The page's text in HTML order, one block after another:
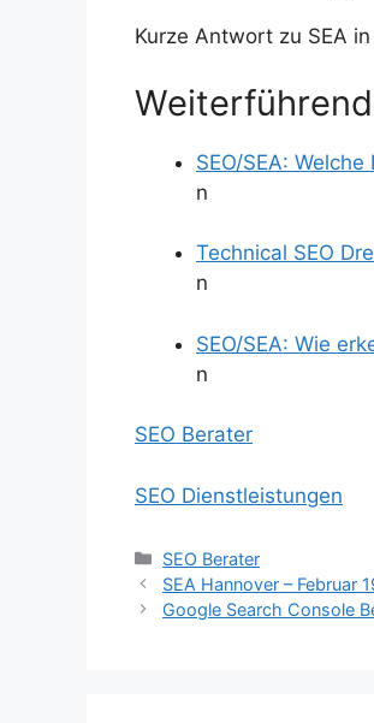
Kurze Antwort zu SEA
SEO/SEA:
n
Technical SEO
n
SEO/SEA: Wie
n
SEO Berater
SEO Dienstleistungen
Kategorien
SEO Berater
SEA Hannover – Februar
Google Search Console